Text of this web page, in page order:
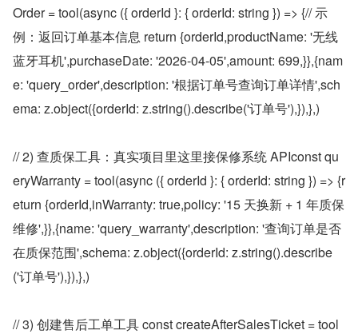
Order = tool(async ({ orderId }: { orderId: string }) => {// 示
例：返回订单基本信息 return {orderId,productName: '无线
蓝牙耳机',purchaseDate: '2026-04-05',amount: 699,}},{nam
e: 'query_order',description: '根据订单号查询订单详情',sch
ema: z.object({orderId: z.string().describe('订单号'),}),},)
// 2) 查质保工具：真实项目里这里接保修系统 APIconst qu
eryWarranty = tool(async ({ orderId }: { orderId: string }) => {r
eturn {orderId,inWarranty: true,policy: '15 天换新 + 1 年质保
维修',}},{name: 'query_warranty',description: '查询订单是否
在质保范围',schema: z.object({orderId: z.string().describe
('订单号'),}),},)
// 3) 创建售后工单工具 const createAfterSalesTicket = tool